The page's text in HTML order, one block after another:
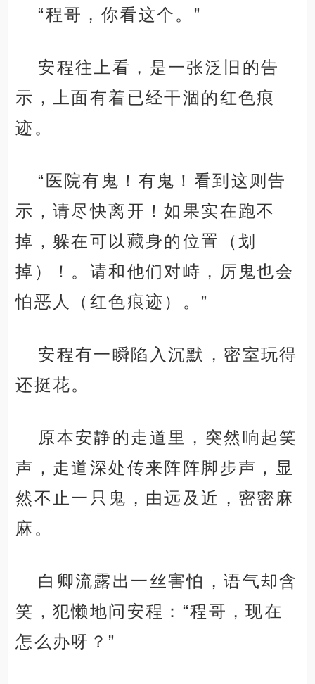
“程哥，你看这个。”
安程往上看，是一张泛旧的告
示，上面有着已经干涸的红色痕
迹。
“医院有鬼！有鬼！看到这则告
示，请尽快离开！如果实在跑不
掉，躲在可以藏身的位置（划
掉）！。请和他们对峙，厉鬼也会
怕恶人（红色痕迹）。”
安程有一瞬陷入沉默，密室玩得
还挺花。
原本安静的走道里，突然响起笑
声，走道深处传来阵阵脚步声，显
然不止一只鬼，由远及近，密密麻
麻。
白卿流露出一丝害怕，语气却含
笑，犯懒地问安程：“程哥，现在
怎么办呀？”